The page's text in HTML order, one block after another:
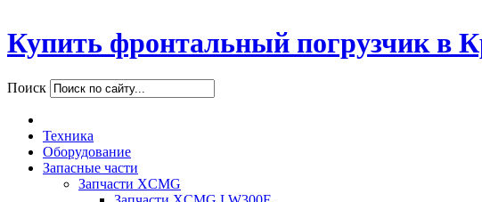
Купить фронтальный погрузчик в
Поиск
Техника
Оборудование
Запасные части
Запчасти XCMG